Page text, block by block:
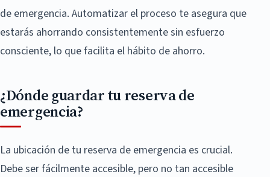
de emergencia. Automatizar el proceso te asegura que
estarás ahorrando consistentemente sin esfuerzo
consciente, lo que facilita el hábito de ahorro.
¿Dónde guardar tu reserva de
emergencia?
La ubicación de tu reserva de emergencia es crucial.
Debe ser fácilmente accesible, pero no tan accesible